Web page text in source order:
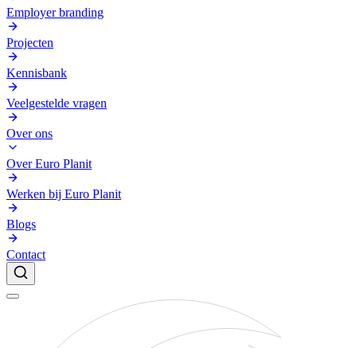
Employer branding
Projecten
Kennisbank
Veelgestelde vragen
Over ons
Over Euro Planit
Werken bij Euro Planit
Blogs
Contact